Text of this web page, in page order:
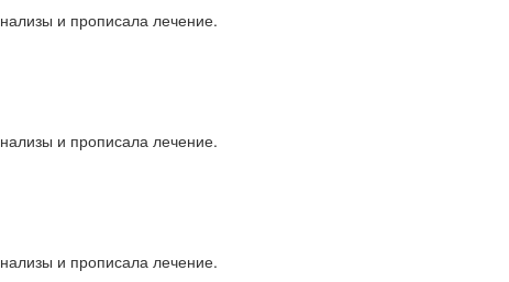
и прописала лечение.
и прописала лечение.
и прописала лечение.